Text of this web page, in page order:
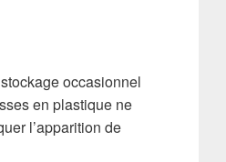
occasionnel
en plastique ne
l’apparition de